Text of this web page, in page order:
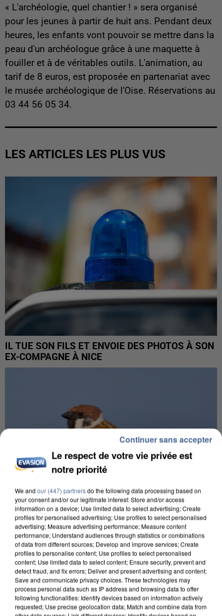
« L'archéologie, quel chantier ! » sera organisé
pour les jeunes à partir de huit ans. Pendant deux
heures, les enfants vont pouvoir se mettre dans la
peau d'un archéologue grâce à une maquette à
fouiller et à de véritables outils. L'animation, au
tarif de 8 euros, est proposée en partenariat avec
le musée archéologique de l'Oise. Réservations au
03 44 56 05 34.
LES ARTICLES LES PLUS VUS
IL TUE SON FILS ET ENVOIE DES PHOTOS À SON
EX-COMPAGNE À NICE
APRÈS TOUTES CES CANICULES, LES REFUGES
DE FAUNE SAUVAGE SONT...
Le respect de votre vie privée est
notre priorité
We and our (447) partnersdo the following data processing based on
your consent and/or our legitimate interest: Store and/or access
information on a device; Use limited data to select advertising; Create
profiles for personalised advertising; Use profiles to select personalised
advertising; Measure advertising performance; Measure content
performance; Understand audiences through statistics or combinations
of data from different sources; Develop and improve services; Create
profiles to personalise content; Use profiles to select personalised
content; Use limited data to select content; Ensure security, prevent and
detect fraud, and fix errors; Deliver and present advertising and content;
Save and communicate privacy choices. These technologies may
process personal data such as IP address and browsing data to offer
following functionalities: Identify devices based on information actively
requested; Use precise geolocation data; Match and combine data from
Continuer sans accepter